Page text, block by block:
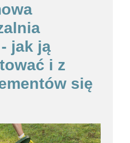
jak ją
i z
się